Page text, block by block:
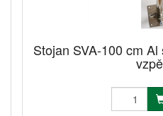
Stojan SVA-100 cm